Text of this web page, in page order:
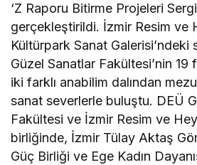
‘Z Raporu Bitirme Projeleri
gerçekleştirildi. İzmir Resim ve
Kültürpark Sanat Galerisi’ndeki
Güzel Sanatlar Fakültesi’nin 19
iki farklı anabilim dalından
sanat severlerle buluştu. DEÜ
Fakültesi ve İzmir Resim ve
birliğinde, İzmir Tülay Aktaş
Güç Birliği ve Ege Kadın